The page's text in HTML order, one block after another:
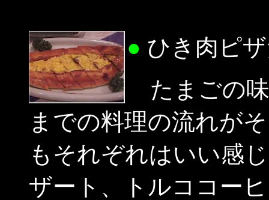
● ひき肉ピ
たまごの
までの料理の流れが
もそれぞれはいい感
ザート、トルココー